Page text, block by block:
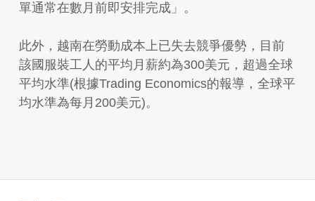
單通常在數月前即安排完成」。
此外，越南在勞動成本上已失去競爭優勢，目前
該國服裝工人的平均月薪約為300美元，超過全球
平均水準(根據Trading Economics的報導，全球平
均水準為每月200美元)。